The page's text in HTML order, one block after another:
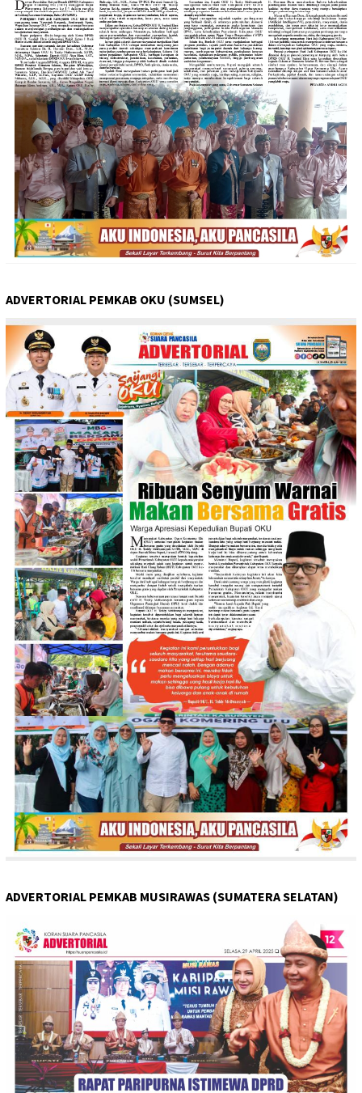
ADVERTORIAL PEMKAB OKU (SUMSEL)
ADVERTORIAL PEMKAB MUSIRAWAS (SUMATERA SELATAN)